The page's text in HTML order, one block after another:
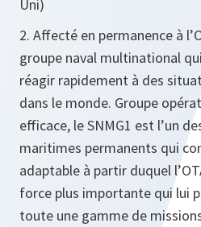
Uni)
2. Affecté en permanence à
groupe naval multinational
réagir rapidement à des
dans le monde. Groupe
efficace, le SNMG1 est l’un
maritimes permanents qui
adaptable à partir duquel
force plus importante qui lui
toute une gamme de